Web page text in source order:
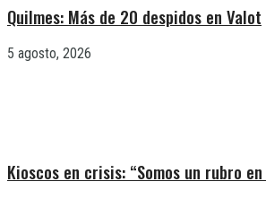
Quilmes: Más de 20 despidos en Valot
5 agosto, 2026
Kioscos en crisis: “Somos un rubro